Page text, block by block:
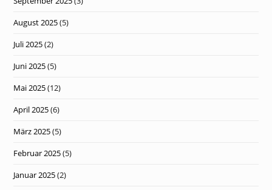
August 2025(5)
Juli 2025(2)
Juni 2025(5)
Mai 2025(12)
April 2025(6)
März 2025(5)
Februar 2025(5)
Januar 2025(2)